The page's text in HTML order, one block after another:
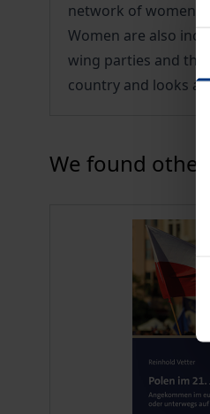
network of
Women are also
wing parties and the
country and looks at
Press to skip carousel
We found